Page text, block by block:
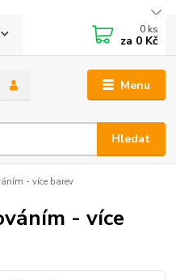
Menu
Hledat
0 ks
za 0 Kč
- více barev
- více